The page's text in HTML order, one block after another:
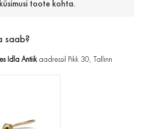
toote kohta.
saab?
Idla Antiikaadressil Pikk 30, Tallinn